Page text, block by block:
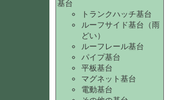
基台
トランクハッチ基台
ルーフサイド基台（雨
どい）
ルーフレール基台
パイプ基台
平板基台
マグネット基台
電動基台